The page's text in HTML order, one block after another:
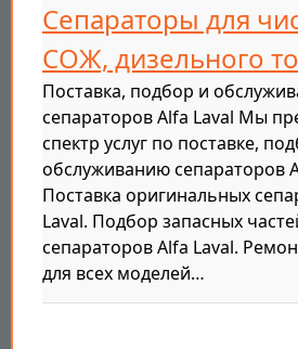
Сепараторы для
СОЖ, дизельного
Поставка, подбор и
сепараторов Alfa Laval Мы
спектр услуг по поставке,
обслуживанию сепараторов
Поставка оригинальных
Laval. Подбор запасных
сепараторов Alfa Laval.
для всех моделей…